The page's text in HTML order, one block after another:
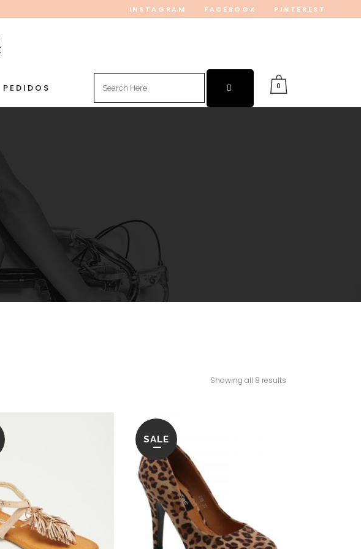
INSTAGRAM FACEBOOK PINTEREST
PEDIDOS
Search
for:
0
Showing all 8 results
SALE